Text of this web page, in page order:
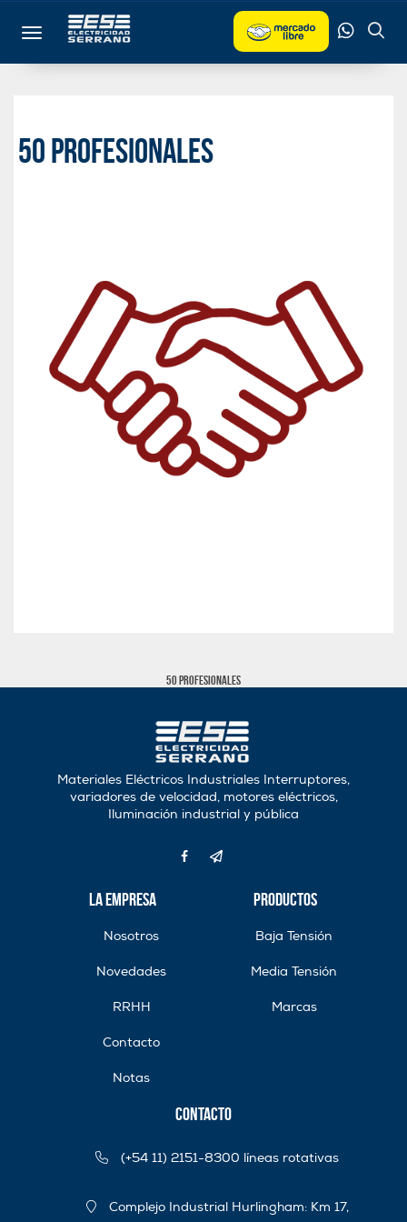
Toggle navigation
50 profesionales
50 profesionales
Materiales Eléctricos Industriales Interruptores,
variadores de velocidad, motores eléctricos,
Iluminación industrial y pública
La Empresa
Nosotros
Novedades
RRHH
Contacto
Notas
Productos
Baja Tensión
Media Tensión
Marcas
Contacto
(+54 11) 2151-8300 líneas rotativas
Complejo Industrial Hurlingham: Km 17,